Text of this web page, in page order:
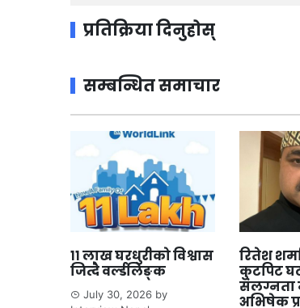
प्रतिक्रिया दिनुहोस्
सम्बन्धित समाचार
११ लाख घरधुरीको विश्वास
जित्दै वर्ल्डलिङ्क
July 30, 2026 by
रितेश
कुटपिट
संलग्नता
अभिषेक